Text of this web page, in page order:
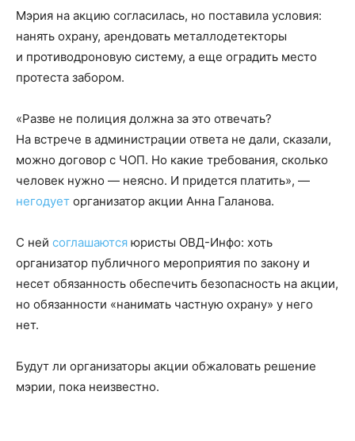
Мэрия на акцию согласилась, но поставила условия:
нанять охрану, арендовать металлодетекторы
и противодроновую систему, а еще оградить место
протеста забором.
«Разве не полиция должна за это отвечать?
На встрече в администрации ответа не дали, сказали,
можно договор с ЧОП. Но какие требования, сколько
человек нужно — неясно. И придется платить», —
негодует организатор акции Анна Галанова.
С ней соглашаются юристы ОВД-Инфо: хоть
организатор публичного мероприятия по закону и
несет обязанность обеспечить безопасность на акции,
но обязанности «нанимать частную охрану» у него
нет.
Будут ли организаторы акции обжаловать решение
мэрии, пока неизвестно.